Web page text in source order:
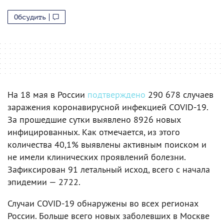
Обсудить
На 18 мая в России подтверждено 290 678 случаев
заражения коронавирусной инфекцией COVID-19.
За прошедшие сутки выявлено 8926 новых
инфицированных. Как отмечается, из этого
количества 40,1% выявлены активным поиском и
не имели клинических проявлений болезни.
Зафиксирован 91 летальный исход, всего с начала
эпидемии — 2722.
Случаи COVID-19 обнаружены во всех регионах
России. Больше всего новых заболевших в Москве